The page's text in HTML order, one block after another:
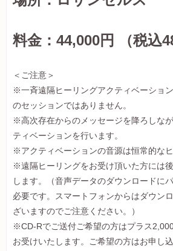
料金：44,000円 （税込
＜ご注意＞
※一斉遠隔ヒーリングアクティベーショ
のセッションではありません。
※高次存在からのメッセージを降ろしな
ティベーションを行います。
※アクティベーションの音源は恒常的なヒ
※遠隔ヒーリングをお受け頂いた方には
します。（音声データのダウンロードに
必要です。スマートフォンからはダウン
ざいますのでご注意ください。）
※CD-Rでご送付ご希望の方はプラス
お受けいたします。ご希望の方はお申し